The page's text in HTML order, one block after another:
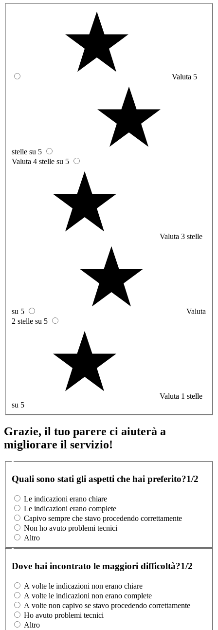
Valuta 5
stelle su 5
Valuta 4 stelle su 5
Valuta 3 stelle
su 5
Valuta
2 stelle su 5
Valuta 1 stelle
su 5
Grazie, il tuo parere ci aiuterà a
migliorare il servizio!
Quali sono stati gli aspetti che hai preferito?1/2
Le indicazioni erano chiare
Le indicazioni erano complete
Capivo sempre che stavo procedendo correttamente
Non ho avuto problemi tecnici
Altro
Dove hai incontrato le maggiori difficoltà?1/2
A volte le indicazioni non erano chiare
A volte le indicazioni non erano complete
A volte non capivo se stavo procedendo correttamente
Ho avuto problemi tecnici
Altro